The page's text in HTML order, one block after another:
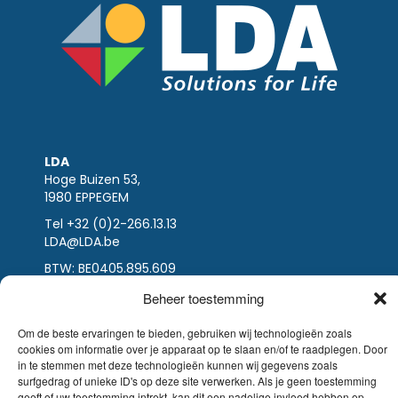
Beheer toestemming
Om de beste ervaringen te bieden, gebruiken wij technologieën zoals
cookies om informatie over je apparaat op te slaan en/of te raadplegen. Door
in te stemmen met deze technologieën kunnen wij gegevens zoals
surfgedrag of unieke ID's op deze site verwerken. Als je geen toestemming
LDA
Hoge Buizen 53,
1980 EPPEGEM
Tel +32 (0)2-266.13.13
LDA@LDA.be
BTW: BE0405.895.609
BIC: KBC / KREDBEBB
Wettelijke-disclaimer|Email disclaimer |
verkoopsvoorwaarden
Website Sinergio